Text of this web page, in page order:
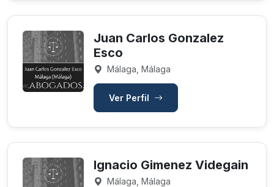
Juan Carlos Gonzalez
Esco
Málaga, Málaga
Ver Perfil
Ignacio Gimenez Videgain
Málaga, Málaga